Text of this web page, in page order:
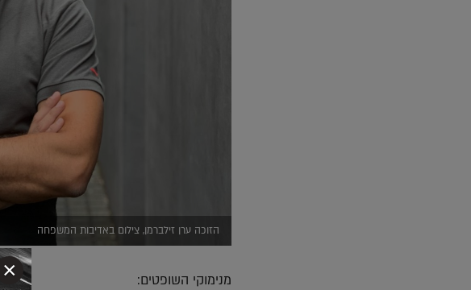
הזוכה ערן זילברמן, צילום באדיבות המשפחה
מנימוקי השופטים:
×